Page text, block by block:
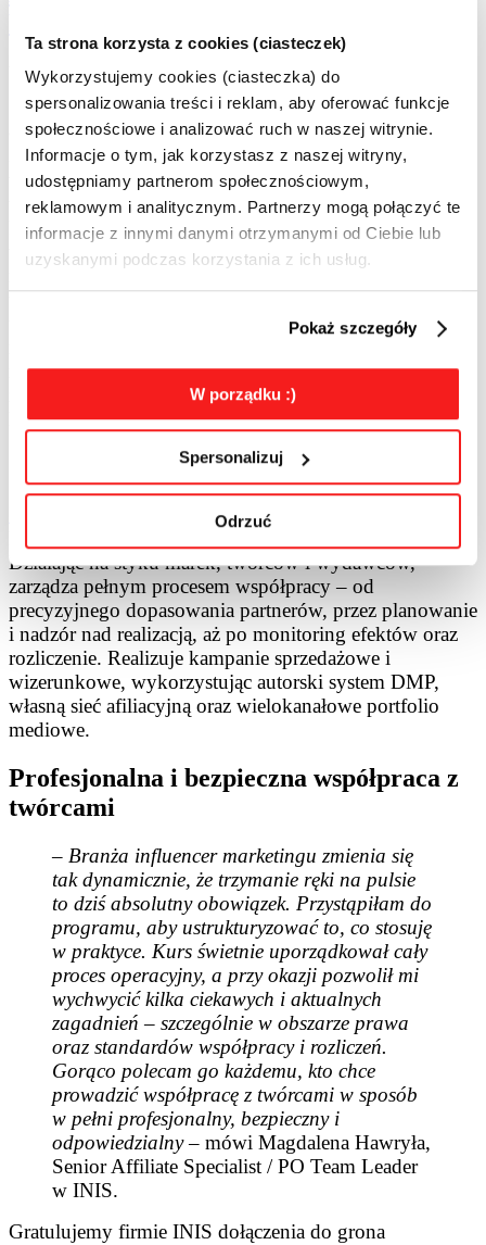
Ta strona korzysta z cookies (ciasteczek)
Wykorzystujemy cookies (ciasteczka) do
spersonalizowania treści i reklam, aby oferować funkcje
społecznościowe i analizować ruch w naszej witrynie.
Informacje o tym, jak korzystasz z naszej witryny,
udostępniamy partnerom społecznościowym,
reklamowym i analitycznym. Partnerzy mogą połączyć te
informacje z innymi danymi otrzymanymi od Ciebie lub
uzyskanymi podczas korzystania z ich usług.
Pokaż szczegóły
W porządku :)
Spersonalizuj
Odrzuć
utworzone przez p.wozniak@iab.org.pl lip 22, 2026
Stempel Jakości Profesjonalistów Influencer Marketingu
otrzymują firmy, których przedstawiciele ukończyli
specjalistyczny program edukacyjny i potwierdzili
wiedzę dotyczącą kluczowych obszarów współpracy z
twórcami. Obejmuje ona m.in. planowanie i realizację
kampanii, dobór influencerów, kwestie prawne,
właściwe oznaczanie treści reklamowych, zasady
rozliczeń oraz pomiar efektów działań. Program pomaga
uporządkować procesy stosowane w codziennej pracy,
ujednolicić standardy współpracy oraz ograniczyć
również odpowiedzią na dynamiczne zmiany
zachodzące na rynku oraz rosnącą potrzebę budowania
komunikacji opartej na przejrzystych zasadach.
to digitalowa agencja mediowa należąca do
Działając na styku marek, twórców i wydawców,
zarządza pełnym procesem współpracy – od
precyzyjnego dopasowania partnerów, przez planowanie
i nadzór nad realizacją, aż po monitoring efektów oraz
rozliczenie. Realizuje kampanie sprzedażowe i
wizerunkowe, wykorzystując autorski system DMP,
własną sieć afiliacyjną oraz wielokanałowe portfolio
mediowe.
Profesjonalna i bezpieczna współpraca z
twórcami
– Branża influencer marketingu zmienia się
tak dynamicznie, że trzymanie ręki na pulsie
to dziś absolutny obowiązek. Przystąpiłam do
programu, aby ustrukturyzować to, co stosuję
w praktyce. Kurs świetnie uporządkował cały
proces operacyjny, a przy okazji pozwolił mi
wychwycić kilka ciekawych i aktualnych
zagadnień – szczególnie w obszarze prawa
oraz standardów współpracy i rozliczeń.
Gorąco polecam go każdemu, kto chce
prowadzić współpracę z twórcami w sposób
w pełni profesjonalny, bezpieczny i
odpowiedzialny– mówi Magdalena Hawryła,
Senior Affiliate Specialist / PO Team Leader
w INIS.
Gratulujemy firmie INIS dołączenia do grona